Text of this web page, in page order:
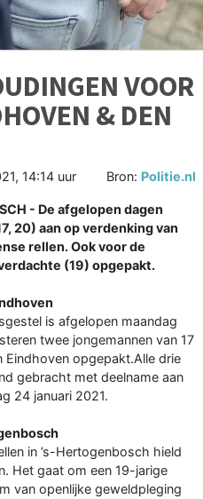
VOOR
& DEN
14:14 uur Bron: Politie.nl
- De afgelopen dagen
20) aan op verdenking van
rellen. Ook voor de
(19) opgepakt.
is afgelopen maandag
twee jongemannen van 17
Eindhoven opgepakt.Alle drie
gebracht met deelname aan
24 januari 2021.
in ’s-Hertogenbosch hield
Het gaat om een 19-jarige
van openlijke geweldpleging